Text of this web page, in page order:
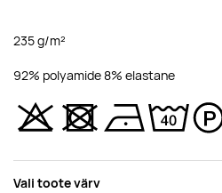
235 g/m²
92% polyamide 8% elastane
Vali toote värv